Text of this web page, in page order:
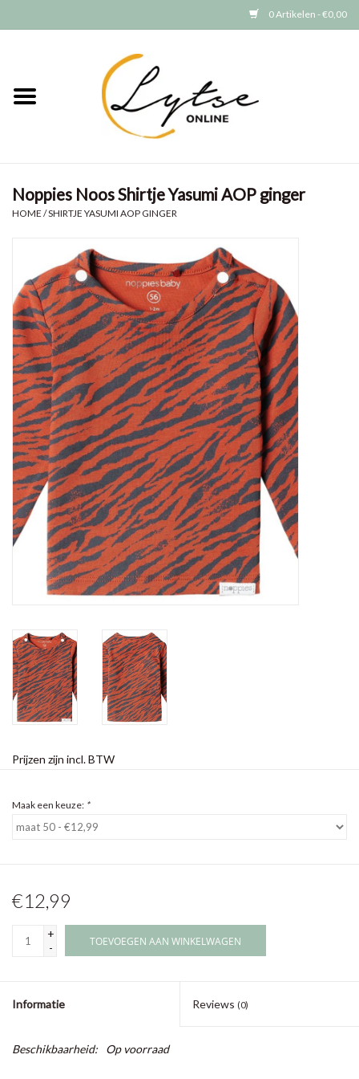
0 Artikelen - €0,00
Meisjes
GRATIS VERZENDEN (vanaf EUR
15)
Noppies Noos Shirtje Yasumi AOP ginger
HOME /SHIRTJE YASUMI AOP GINGER
Prijzen zijn incl. BTW
Maak een keuze: *
€12,99
+
-
TOEVOEGEN AAN WINKELWAGEN
Informatie Reviews (0)
Beschikbaarheid: Op voorraad